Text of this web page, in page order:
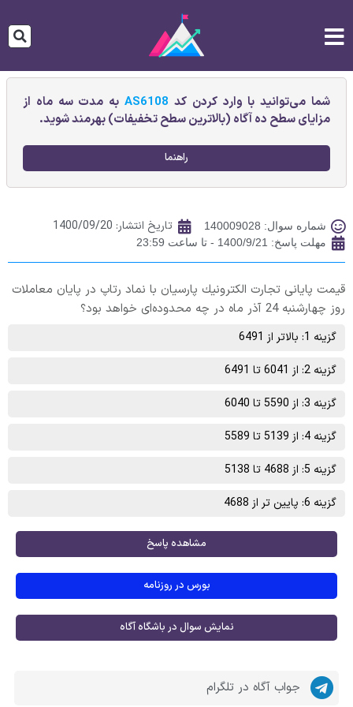
شما می‌توانید با وارد کردن کد AS6108به مدت سه ماه از
مزایای سطح ده آگاه (بالاترین سطح تخفیفات) بهرمند شوید.
راهنما
شماره سوال: 140009028 تاریخ انتشار: 1400/09/20
مهلت پاسخ: 1400/9/21 - تا ساعت 23:59
قیمت پایانی تجارت الكترونيك پارسيان با نماد رتاپ در پایان معاملات
روز چهارشنبه 24 آذر ماه در چه محدوده‌ای خواهد بود؟
گزینه 1: بالاتر از 6491
گزینه 2: از 6041 تا 6491
گزینه 3: از 5590 تا 6040
گزینه 4: از 5139 تا 5589
گزینه 5: از 4688 تا 5138
گزینه 6: پایین تر از 4688
مشاهده پاسخ
بورس در روزنامه
نمایش سوال در باشگاه آگاه
جواب آگاه در تلگرام